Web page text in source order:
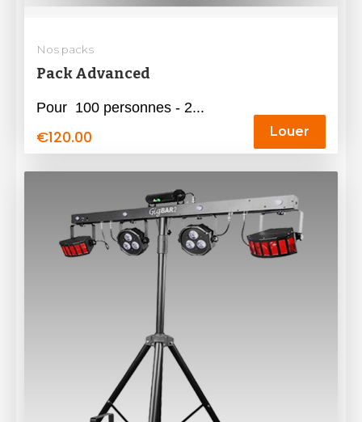
Nos packs
Pack Advanced
Pour 100 personnes - 2...
€120.00 Louer